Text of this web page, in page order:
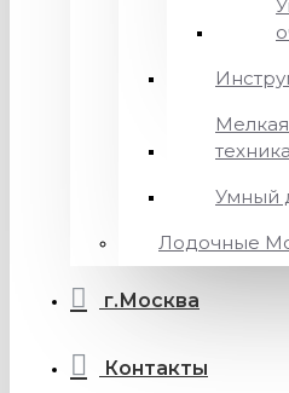
техника
Умный
Лодочные
г.Москва
Контакты